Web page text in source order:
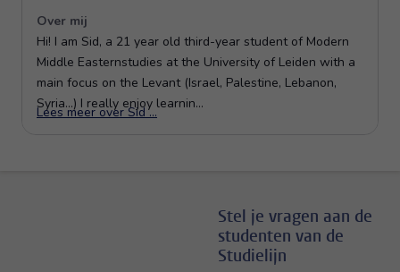
Stel je vragen aan de
studenten van de
Studielijn